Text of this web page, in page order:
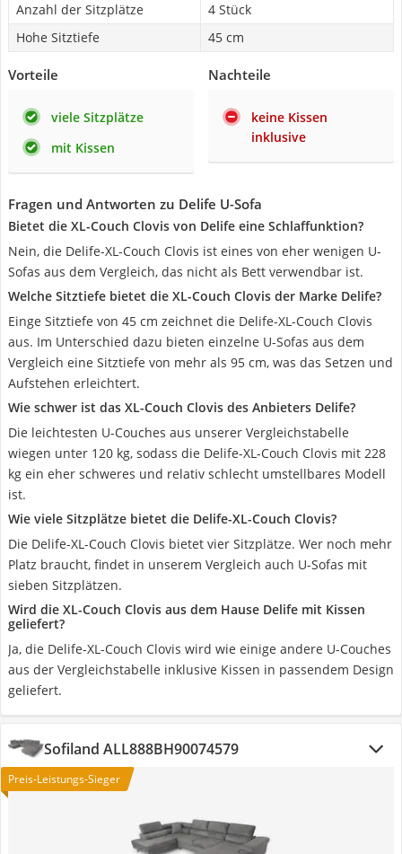
Anzahl der Sitzplätze
4 Stück
Hohe Sitztiefe
45 cm
Vorteile
viele Sitzplätze
mit Kissen
Nachteile
keine Kissen
inklusive
Fragen und Antworten zu Delife U-Sofa
Bietet die XL-Couch Clovis von Delife eine Schlaffunktion?
Nein, die Delife-XL-Couch Clovis ist eines von eher wenigen U-
Sofas aus dem Vergleich, das nicht als Bett verwendbar ist.
Welche Sitztiefe bietet die XL-Couch Clovis der Marke Delife?
Einge Sitztiefe von 45 cm zeichnet die Delife-XL-Couch Clovis
aus. Im Unterschied dazu bieten einzelne U-Sofas aus dem
Vergleich eine Sitztiefe von mehr als 95 cm, was das Setzen und
Aufstehen erleichtert.
Wie schwer ist das XL-Couch Clovis des Anbieters Delife?
Die leichtesten U-Couches aus unserer Vergleichstabelle
wiegen unter 120 kg, sodass die Delife-XL-Couch Clovis mit 228
kg ein eher schweres und relativ schlecht umstellbares Modell
ist.
Wie viele Sitzplätze bietet die Delife-XL-Couch Clovis?
Die Delife-XL-Couch Clovis bietet vier Sitzplätze. Wer noch mehr
Platz braucht, findet in unserem Vergleich auch U-Sofas mit
sieben Sitzplätzen.
Wird die XL-Couch Clovis aus dem Hause Delife mit Kissen
geliefert?
Ja, die Delife-XL-Couch Clovis wird wie einige andere U-Couches
aus der Vergleichstabelle inklusive Kissen in passendem Design
geliefert.
Sofiland ALL888BH90074579
Preis-Leistungs-Sieger